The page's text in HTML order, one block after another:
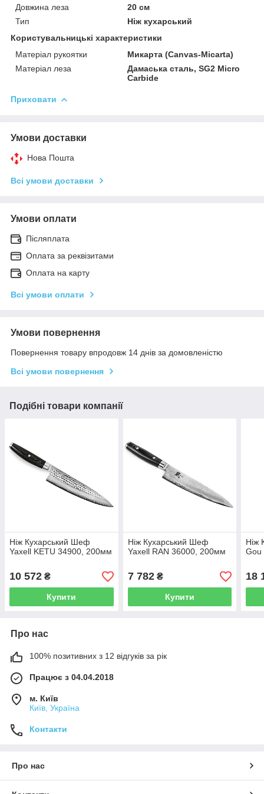
Довжина леза
20 см
Тип
Ніж кухарський
Користувальницькі характеристики
Матеріал рукоятки
Микарта (Canvas-Micarta)
Матеріал леза
Дамаська сталь, SG2 Micro
Carbide
Приховати
Умови доставки
Нова Пошта
Всі умови доставки
Умови оплати
Післяплата
Оплата за реквізитами
Оплата на карту
Всі умови оплати
Умови повернення
Повернення товару впродовж 14 днів за домовленістю
Всі умови повернення
Подібні товари компанії
Ніж Кухарський Шеф
Yaxell KETU 34900, 200мм
10 572 ₴
Купити
Ніж Кухарський Шеф
Yaxell RAN 36000, 200мм
7 782₴
Купити
Ніж
18
Про нас
100% позитивних з 12 відгуків за рік
Працює з 04.04.2018
м. Київ
Київ, Україна
Контакти
Про нас